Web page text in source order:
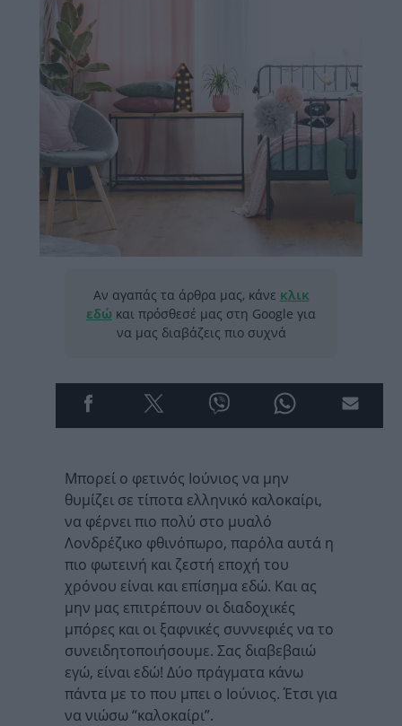
Αν αγαπάς τα άρθρα μας, κάνε κλικ
εδώ και πρόσθεσέ μας στη Google για
να μας διαβάζεις πιο συχνά
Μπορεί ο φετινός Ιούνιος να μην
θυμίζει σε τίποτα ελληνικό καλοκαίρι,
να φέρνει πιο πολύ στο μυαλό
Λονδρέζικο φθινόπωρο, παρόλα αυτά η
πιο φωτεινή και ζεστή εποχή του
χρόνου είναι και επίσημα εδώ. Και ας
μην μας επιτρέπουν οι διαδοχικές
μπόρες και οι ξαφνικές συννεφιές να το
συνειδητοποιήσουμε. Σας διαβεβαιώ
εγώ, είναι εδώ! Δύο πράγματα κάνω
πάντα με το που μπει ο Ιούνιος. Έτσι για
να νιώσω “καλοκαίρι”.